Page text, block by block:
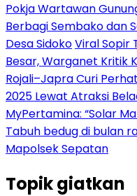
Pokja Wartawan
Berbagi Sembako dan
Desa SidokoViral Sopir
Besar, Warganet Kritik
Rojali–Japra Curi
2025 Lewat Atraksi
MyPertamina: “Solar
Tabuh bedug di bulan
Mapolsek Sepatan
Topikgiatkan